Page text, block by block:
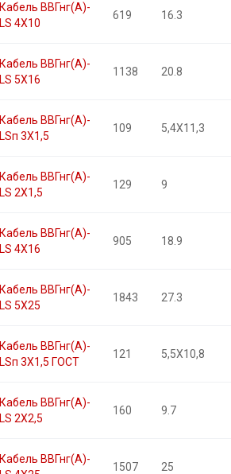
Кабель ВВГнг(А)-
LS 4X10
619 16.3
Кабель ВВГнг(А)-
LS 5X16
1138 20.8
Кабель ВВГнг(А)-
LSп 3X1,5
109 5,4X11,3
Кабель ВВГнг(А)-
LS 2X1,5
129 9
Кабель ВВГнг(А)-
LS 4X16
905 18.9
Кабель ВВГнг(А)-
LS 5X25
1843 27.3
Кабель ВВГнг(А)-
LSп 3X1,5 ГОСТ
121 5,5X10,8
Кабель ВВГнг(А)-
LS 2X2,5
160 9.7
Кабель ВВГнг(А)-
1507 25